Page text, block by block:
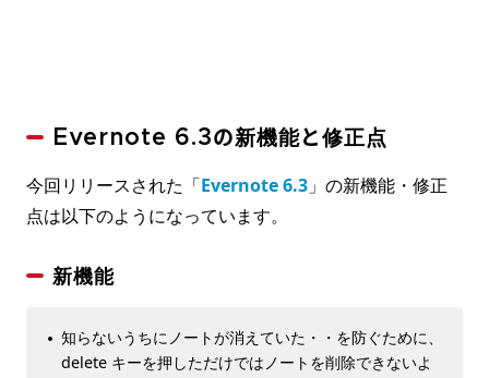
Evernote 6.3の新機能と修正点
今回リリースされた「Evernote 6.3 」の新機能・修正
点は以下のようになっています。
新機能
知らないうちにノートが消えていた・・を防ぐために、
delete キーを押しただけではノートを削除できないよ